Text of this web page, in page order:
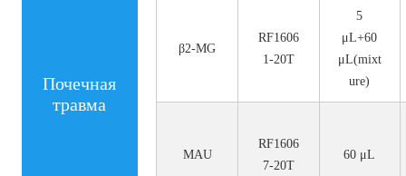
Почечная
травма
β2-MG
RF1606
1-20T
5
μL+60
μL(mixt
ure)
MAU
RF1606
7-20T
60 μL